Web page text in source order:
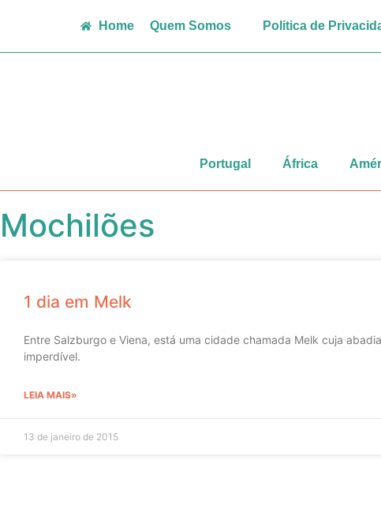
Home Quem Somos Politica de
Portugal África
Mochilões
1 dia em Melk
Entre Salzburgo e Viena, está uma cidade chamada Melk cuja
imperdível.
LEIA MAIS»
13 de janeiro de 2015